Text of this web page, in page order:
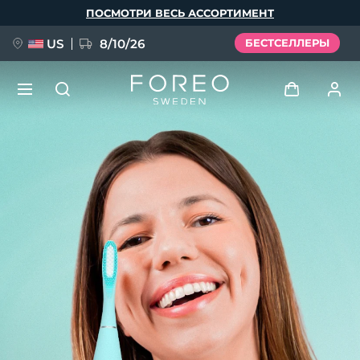
ПОСМОТРИ ВЕСЬ АССОРТИМЕНТ
US 8/10/26 БЕСТСЕЛЛЕРЫ
Профиль пользователя
Мои приборы
Мои заказы
Мои адреса
Мои подписки
FAQ™ Pure Beauty-Tech Elixir
BREAKING NEWS
issa™ Teeth Whitening Set
Deutsch
Español
Français
Italiano
Português
Svenska
Русский
简体中文 繁體中文